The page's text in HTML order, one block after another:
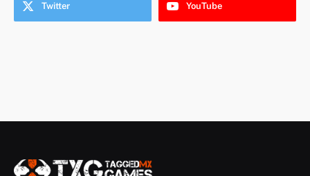
Twitter YouTube